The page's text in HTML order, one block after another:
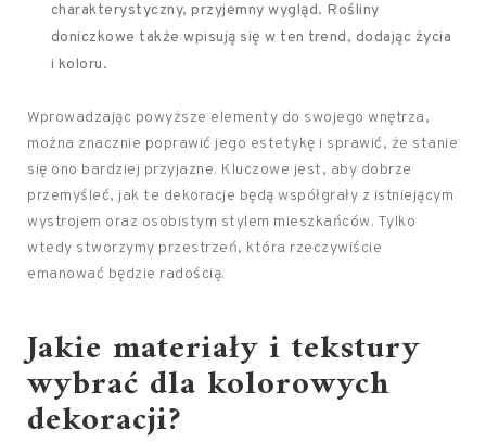
charakterystyczny, przyjemny wygląd. Rośliny
doniczkowe także wpisują się w ten trend, dodając życia
i koloru.
Wprowadzając powyższe elementy do swojego wnętrza,
można znacznie poprawić jego estetykę i sprawić, że stanie
się ono bardziej przyjazne. Kluczowe jest, aby dobrze
przemyśleć, jak te dekoracje będą współgrały z istniejącym
wystrojem oraz osobistym stylem mieszkańców. Tylko
wtedy stworzymy przestrzeń, która rzeczywiście
emanować będzie radością.
Jakie materiały i tekstury
wybrać dla kolorowych
dekoracji?